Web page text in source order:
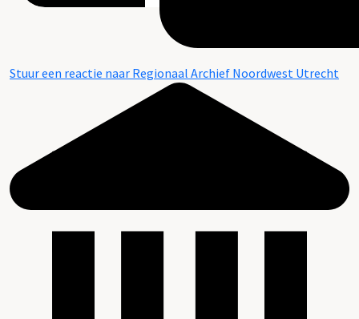
Stuur een reactie naar Regionaal Archief Noordwest Utrecht